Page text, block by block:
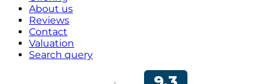
About us
Reviews
Contact
Valuation
Search query